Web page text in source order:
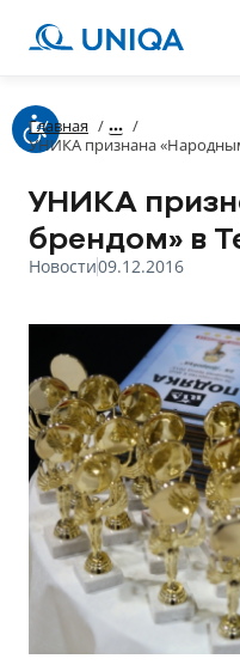
Главная /
/
УНИКА признана
УНИКА
брендом» в
Новости09.12.2016